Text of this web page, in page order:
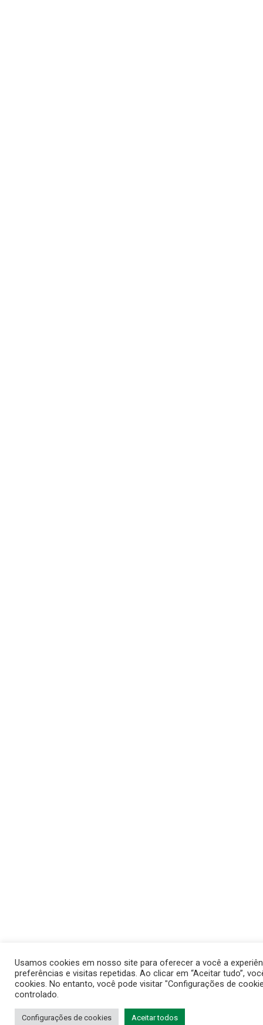
Usamos cookies em nosso site para oferecer a você a
preferências e visitas repetidas. Ao clicar em “Aceitar tudo”,
cookies. No entanto, você pode visitar "Configurações de
controlado.
Configurações de cookies Aceitar todos